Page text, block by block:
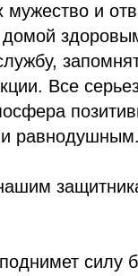
и
Все
равнодушным.
силу